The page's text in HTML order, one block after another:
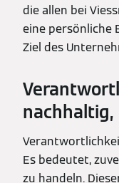
die allen bei
eine persönliche
Ziel des
nachhaltig,
Es bedeutet,
zu handeln.